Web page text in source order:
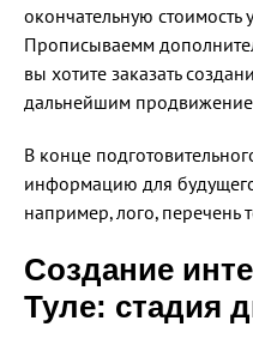
окончательную стоимость
Прописываемм
вы хотите заказать
дальнейшим
В конце
информацию для будущего
например, лого, перечень
Создание
Туле: стадия